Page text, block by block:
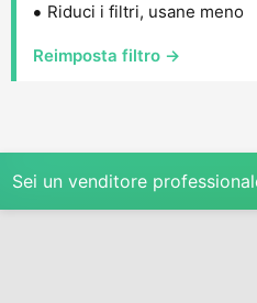
Riduci i filtri, usane meno
Reimposta filtro →
Sei un venditore